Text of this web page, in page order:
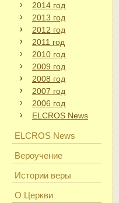
2014 год
2013 год
2012 год
2011 год
2010 год
2009 год
2008 год
2007 год
2006 год
ELCROS News
ELCROS News
Вероучение
Истории веры
О Церкви